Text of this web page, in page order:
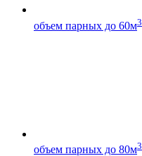
объем парных до 60м3
объем парных до 80м3